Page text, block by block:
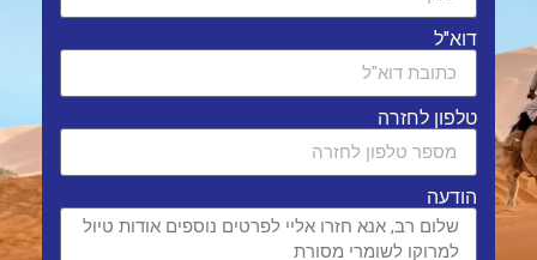
דוא"ל
טלפון לחזרה
הודעה